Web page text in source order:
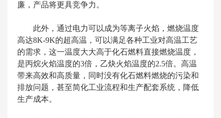
廉，产品将更具竞争力。
此外，通过电力可以成为等离子火焰，燃烧温度
高达8K-9K的超高温，可以满足各种工业对高温工艺
的需求，这一温度大大高于化石燃料直接燃烧温度，
是丙烷火焰温度的3倍，乙炔火焰温度的2.5倍。高温
带来高效和高质量，同时没有化石燃料燃烧的污染和
排放问题，甚至简化工业流程和生产配套系统，降低
生产成本。